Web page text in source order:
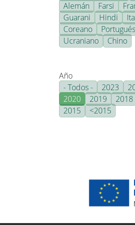
Alemán
Farsi
Guarani
Hindi
Coreano
Portugués
Ucraniano
Chino
Año
- Todos -
2023
2020
2019 2018
2015
<2015